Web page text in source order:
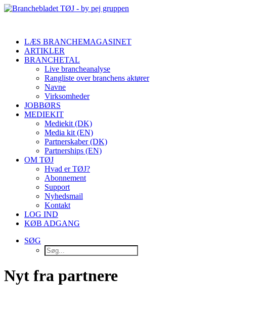
LÆS BRANCHEMAGASINET
ARTIKLER
BRANCHETAL
Live brancheanalyse
Rangliste over branchens aktører
Navne
Virksomheder
JOBBØRS
MEDIEKIT
Mediekit (DK)
Media kit (EN)
Partnerskaber (DK)
Partnerships (EN)
OM TØJ
Hvad er TØJ?
Abonnement
Support
Nyhedsmail
Kontakt
LOG IND
KØB ADGANG
SØG
Nyt fra partnere